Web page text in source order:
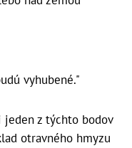
vyhubené."
jeden z týchto bodov
otravného hmyzu